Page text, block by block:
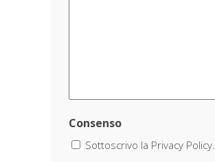
Consenso
Sottoscrivo la Privacy Policy.